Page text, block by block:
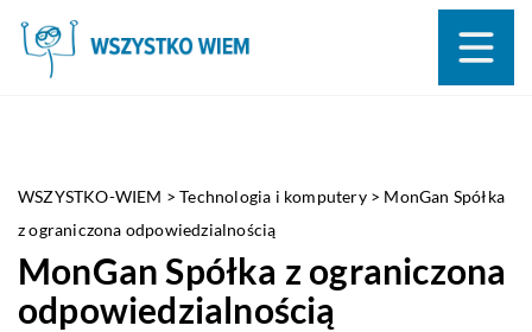
WSZYSTKO-WIEM >Technologia i komputery> MonGan Spółka
z ograniczona odpowiedzialnością
MonGan Spółka z ograniczona
odpowiedzialnością